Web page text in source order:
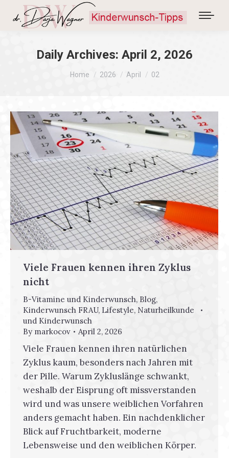
Daily Archives: April 2, 2026
You are here:
Home 2026 April 02
Viele Frauen kennen ihren Zyklus
nicht
B-Vitamine und Kinderwunsch, Blog,
Kinderwunsch FRAU, Lifestyle, Naturheilkunde
und Kinderwunsch
By markocov April 2, 2026
Viele Frauen kennen ihren natürlichen
Zyklus kaum, besonders nach Jahren mit
der Pille. Warum Zykluslänge schwankt,
weshalb der Eisprung oft missverstanden
wird und was unsere weiblichen Vorfahren
anders gemacht haben. Ein nachdenklicher
Blick auf Fruchtbarkeit, moderne
Lebensweise und den weiblichen Körper.